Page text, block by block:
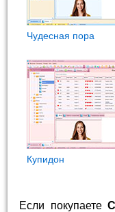
Чудесная пора
Купидон
Если покупаете